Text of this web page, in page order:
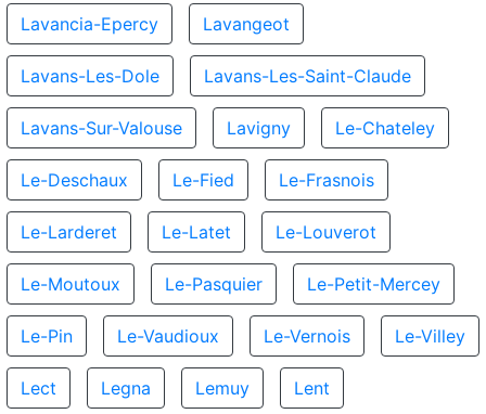
Lavancia-Epercy Lavangeot
Lavans-Les-Dole Lavans-Les-Saint-Claude
Lavans-Sur-Valouse Lavigny Le-Chateley
Le-Deschaux Le-Fied Le-Frasnois
Le-Larderet Le-Latet Le-Louverot
Le-Moutoux Le-Pasquier Le-Petit-Mercey
Le-Pin Le-Vaudioux Le-Vernois Le-Villey
Lect Legna Lemuy Lent